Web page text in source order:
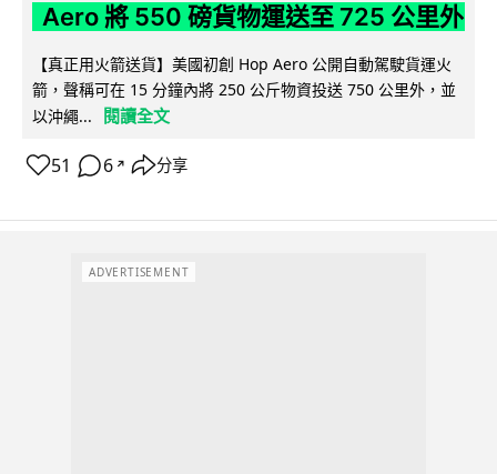
Aero 將 550 磅貨物運送至 725 公里外
【真正用火箭送貨】美國初創 Hop Aero 公開自動駕駛貨運火
箭，聲稱可在 15 分鐘內將 250 公斤物資投送 750 公里外，並
以沖繩...
閱讀全文
51 6 ↗ 分享
ADVERTISEMENT